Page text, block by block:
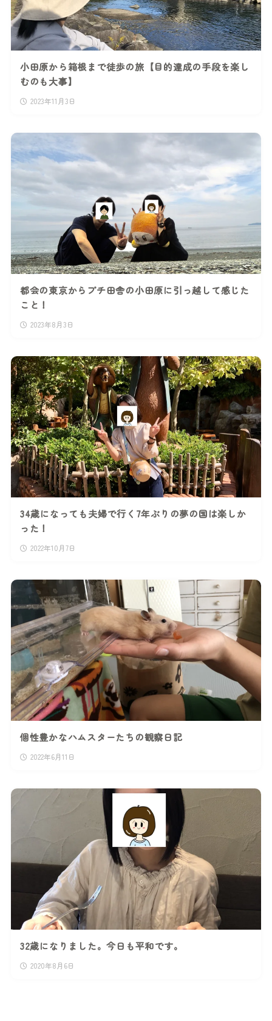
小田原から箱根まで徒歩の旅【目的達成の手段を楽し
むのも大事】
2023年11月3日
都会の東京からプチ田舎の小田原に引っ越して感じた
こと！
2023年8月3日
34歳になっても夫婦で行く7年ぶりの夢の国は楽しか
った！
2022年10月7日
個性豊かなハムスターたちの観察日記
2022年6月11日
32歳になりました。今日も平和です。
2020年8月6日